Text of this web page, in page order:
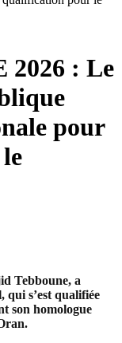
2026 : Le
pour
Tebboune, a
qui s’est qualifiée
son homologue